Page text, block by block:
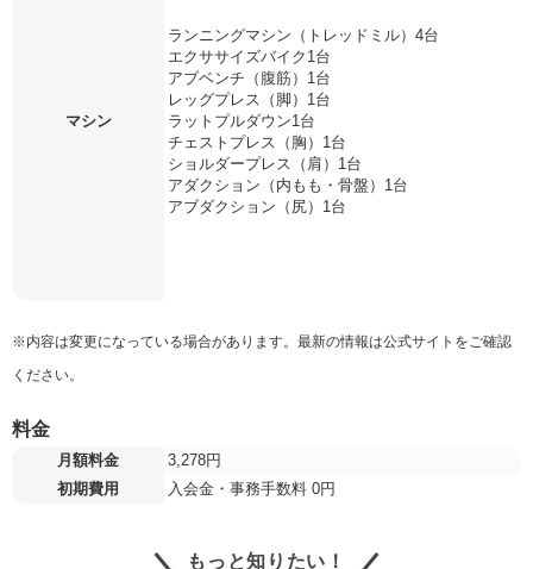
マシン
ランニングマシン（トレッドミル）4台
エクササイズバイク1台
アブベンチ（腹筋）1台
レッグプレス（脚）1台
ラットプルダウン1台
チェストプレス（胸）1台
ショルダープレス（肩）1台
アダクション（内もも・骨盤）1台
アブダクション（尻）1台
※内容は変更になっている場合があります。最新の情報は公式サイトをご確認
ください。
料金
月額料金
3,278円
初期費用
入会金・事務手数料 0円
もっと知りたい！